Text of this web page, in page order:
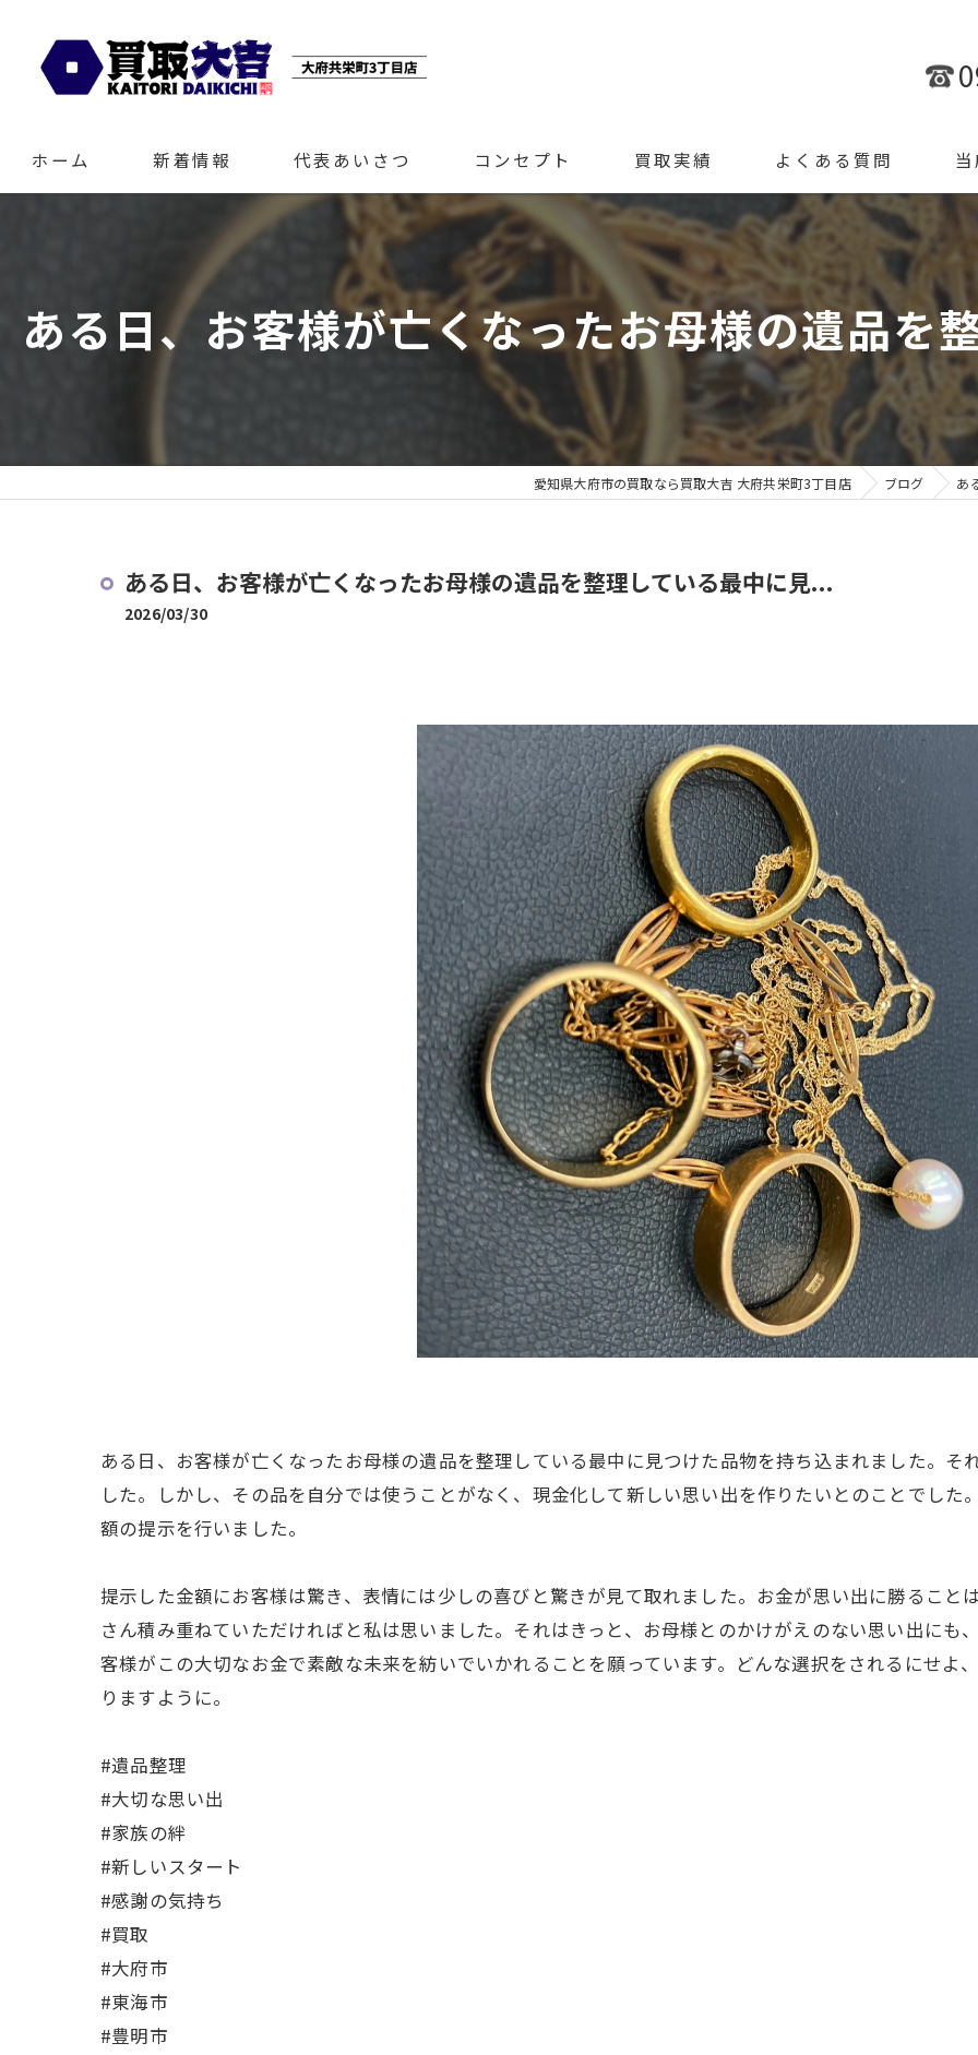
ホーム 新着情報 代表あいさつ コンセプト 買取実績 よくある質問
ブ
腕
ジ
遺品
ある日、お客様が亡くなったお母様の遺品を
愛知県大府市の買取なら買取大吉 大府共栄町3丁目店 ブログ あ
ある日、お客様が亡くなったお母様の遺品を整理している最中に見...
2026/03/30
ある日、お客様が亡くなったお母様の遺品を整理している最中に見つけた品物を持ち込まれました。そ
した。しかし、その品を自分では使うことがなく、現金化して新しい思い出を作りたいとのことでした
額の提示を行いました。
提示した金額にお客様は驚き、表情には少しの喜びと驚きが見て取れました。お金が思い出に勝ること
さん積み重ねていただければと私は思いました。それはきっと、お母様とのかけがえのない思い出にも
客様がこの大切なお金で素敵な未来を紡いでいかれることを願っています。どんな選択をされるにせよ
りますように。
#遺品整理
#大切な思い出
#家族の絆
#新しいスタート
#感謝の気持ち
#買取
#大府市
#東海市
#豊明市